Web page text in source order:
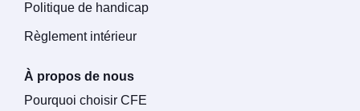
Politique de handicap
Règlement intérieur
À propos de nous
Pourquoi choisir CFE